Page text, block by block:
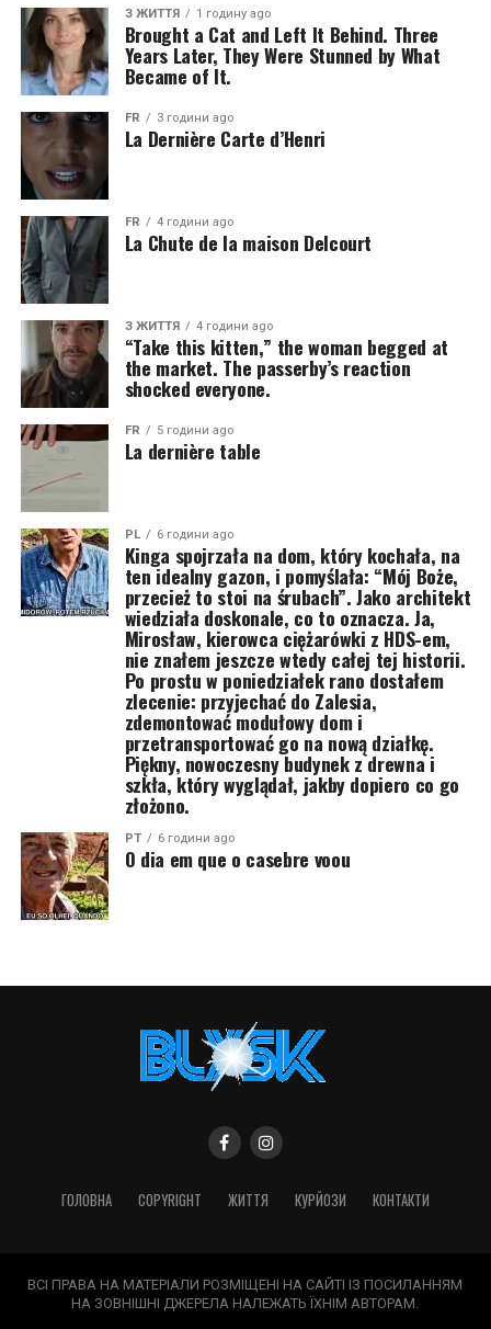
З ЖИТТЯ 1 годину ago
Brought a Cat and Left It Behind. Three
Years Later, They Were Stunned by What
Became of It.
FR 3 години ago
La Dernière Carte d’Henri
FR 4 години ago
La Chute de la maison Delcourt
З ЖИТТЯ 4 години ago
“Take this kitten,” the woman begged at
the market. The passerby’s reaction
shocked everyone.
FR 5 години ago
La dernière table
PL 6 години ago
Kinga spojrzała na dom, który kochała, na
ten idealny gazon, i pomyślała: “Mój Boże,
przecież to stoi na śrubach”. Jako architekt
wiedziała doskonale, co to oznacza. Ja,
Mirosław, kierowca ciężarówki z HDS-em,
nie znałem jeszcze wtedy całej tej historii.
Po prostu w poniedziałek rano dostałem
zlecenie: przyjechać do Zalesia,
zdemontować modułowy dom i
przetransportować go na nową działkę.
Piękny, nowoczesny budynek z drewna i
szkła, który wyglądał, jakby dopiero co go
złożono.
PT 6 години ago
O dia em que o casebre voou
ГОЛОВНА COPYRIGHT ЖИТТЯ КУРЙОЗИ КОНТАКТИ
ВСІ ПРАВА НА МАТЕРІАЛИ РОЗМІЩЕНІ НА САЙТІ ІЗ ПОСИЛАННЯМ
НА ЗОВНІШНІ ДЖЕРЕЛА НАЛЕЖАТЬ ЇХНІМ АВТОРАМ.